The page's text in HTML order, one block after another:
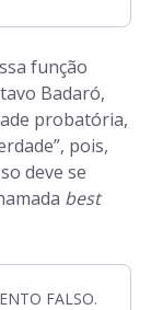
função
Badaró,
probatória,
pois,
deve se
best
FALSO.